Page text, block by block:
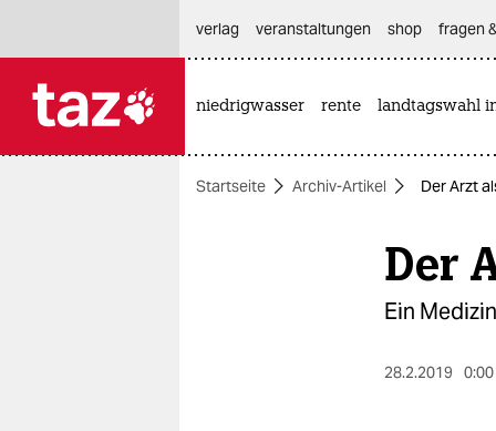
themen
verlag
veranstaltungen shop fragen
niedrigwasser rente landtagswahl
Startseite Archiv-Artikel Der Arzt
Der
Ein
28.2.2019